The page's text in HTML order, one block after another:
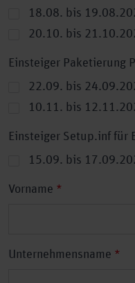
18.08. bis
20.10. bis
Einsteiger Paketierung
22.09. bis
10.11. bis
Einsteiger Setup.inf für
15.09. bis
Ihr
Vorname *
Unternehmensname *